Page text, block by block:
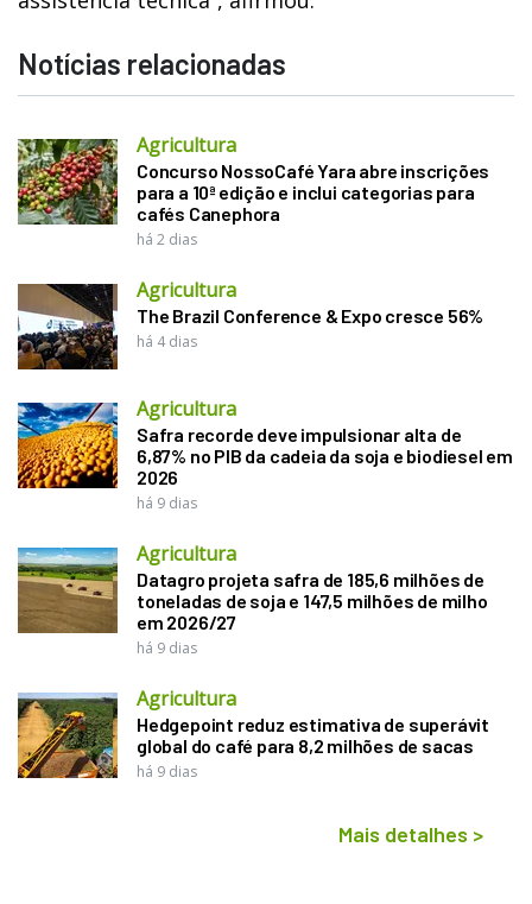
Notícias relacionadas
Agricultura
Concurso NossoCafé Yara abre inscrições
para a 10ª edição e inclui categorias para
cafés Canephora
há 2 dias
Agricultura
The Brazil Conference & Expo cresce 56%
há 4 dias
Agricultura
Safra recorde deve impulsionar alta de
6,87% no PIB da cadeia da soja e biodiesel em
2026
há 9 dias
Agricultura
Datagro projeta safra de 185,6 milhões de
toneladas de soja e 147,5 milhões de milho
em 2026/27
há 9 dias
Agricultura
Hedgepoint reduz estimativa de superávit
global do café para 8,2 milhões de sacas
há 9 dias
Mais detalhes >